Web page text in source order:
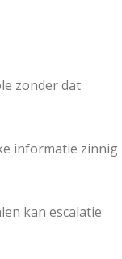
zonder dat
informatie zinnig
kan escalatie